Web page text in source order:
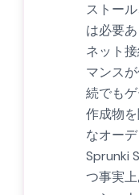
ストー
は必要
ネット
マンス
続でも
作成物
なオー
Sprunki
つ事実